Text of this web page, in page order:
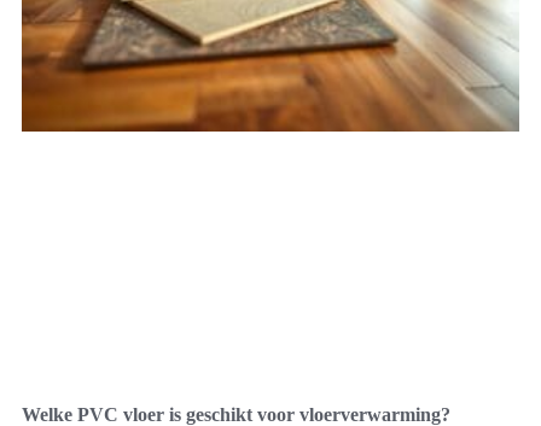
Welke PVC vloer is geschikt voor vloerverwarming?